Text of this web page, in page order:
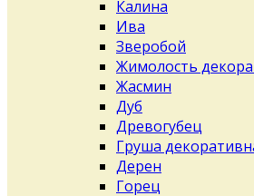
Калина
Ива
Зверобой
Жимолость
Жасмин
Дуб
Древогубец
Груша
Дерен
Горец